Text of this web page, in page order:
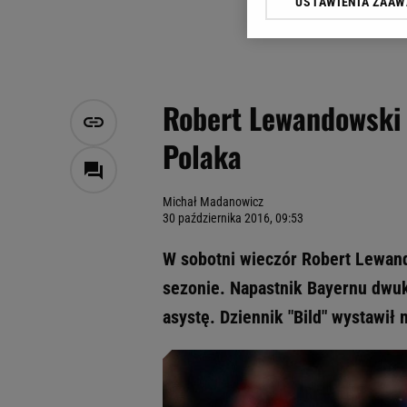
Robert
Polaka
Michał Madanowicz
30 października 2016, 09:53
W sobotni wieczór Robert
sezonie. Napastnik Bayernu
asystę. Dziennik "Bild" wystawił
Klikając „Akceptuję”
Zaufanych Partnerów i
My, nasi Zaufani